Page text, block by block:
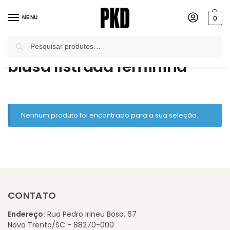
MENU 0
Início / Produtos marcados com a tag “blusa listrada feminina”
blusa listrada feminina
Nenhum produto foi encontrado para a sua seleção.
CONTATO
Endereço: Rua Pedro Irineu Boso, 67
Nova Trento/SC - 88270-000